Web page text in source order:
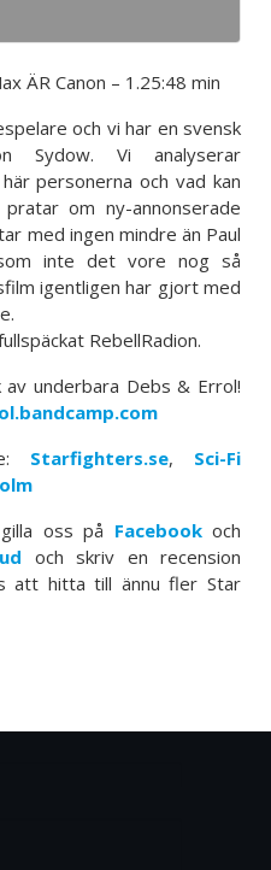
ÄR Canon – 1.25:48 min
och vi har en svensk
Sydow. Vi analyserar
personerna och vad kan
om ny-annonserade
med ingen mindre än Paul
inte det vore nog så
igentligen har gjort med
RebellRadion.
underbara Debs & Errol!
Starfighters.se, Sci-Fi
oss på Facebookoch
och skriv en recension
att hitta till ännu fler Star